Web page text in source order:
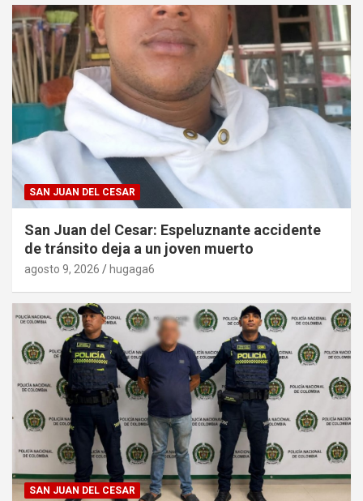
SAN JUAN DEL CESAR
San Juan del Cesar: Espeluznante accidente
de tránsito deja a un joven muerto
agosto 9, 2026 hugaga6
SAN JUAN DEL CESAR